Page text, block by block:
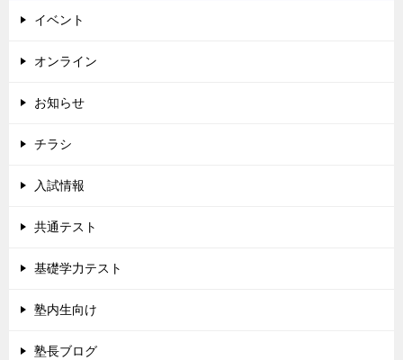
イベント
オンライン
お知らせ
チラシ
入試情報
共通テスト
基礎学力テスト
塾内生向け
塾長ブログ